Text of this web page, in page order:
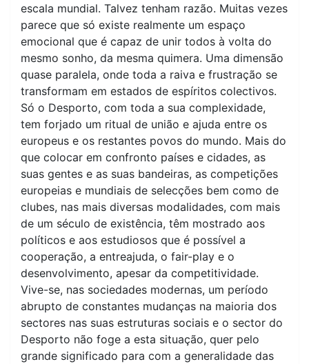
escala mundial. Talvez tenham razão. Muitas vezes
parece que só existe realmente um espaço
emocional que é capaz de unir todos à volta do
mesmo sonho, da mesma quimera. Uma dimensão
quase paralela, onde toda a raiva e frustração se
transformam em estados de espíritos colectivos.
Só o Desporto, com toda a sua complexidade,
tem forjado um ritual de união e ajuda entre os
europeus e os restantes povos do mundo. Mais do
que colocar em confronto países e cidades, as
suas gentes e as suas bandeiras, as competições
europeias e mundiais de selecções bem como de
clubes, nas mais diversas modalidades, com mais
de um século de existência, têm mostrado aos
políticos e aos estudiosos que é possível a
cooperação, a entreajuda, o fair-play e o
desenvolvimento, apesar da competitividade.
Vive-se, nas sociedades modernas, um período
abrupto de constantes mudanças na maioria dos
sectores nas suas estruturas sociais e o sector do
Desporto não foge a esta situação, quer pelo
grande significado para com a generalidade das